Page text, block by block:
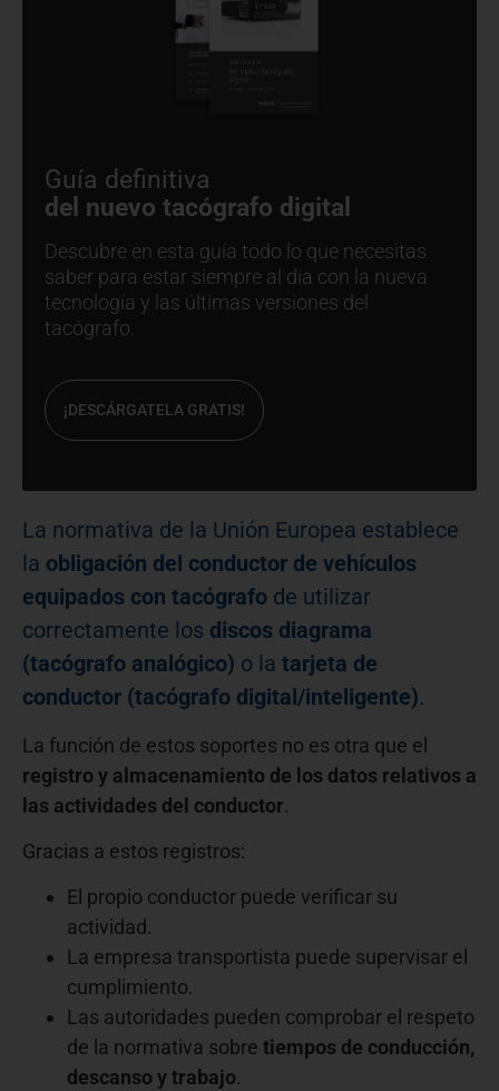
Guía definitiva
del nuevo tacógrafo digital
Descubre en esta guía todo lo que necesitas
saber para estar siempre al día con la nueva
tecnología y las últimas versiones del
tacógrafo.
¡DESCÁRGATELA GRATIS!
La normativa de la Unión Europea establece
la obligación del conductor de vehículos
equipados con tacógrafo de utilizar
correctamente los discos diagrama
(tacógrafo analógico) o la tarjeta de
conductor (tacógrafo digital/inteligente).
La función de estos soportes no es otra que el
registro y almacenamiento de los datos relativos a
las actividades del conductor.
Gracias a estos registros:
El propio conductor puede verificar su
actividad.
La empresa transportista puede supervisar el
cumplimiento.
Las autoridades pueden comprobar el respeto
de la normativa sobre tiempos de conducción,
descanso y trabajo.